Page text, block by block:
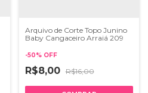
Arquivo de Corte Topo Junino
Baby Cangaceiro Arraiá 209
-50% OFF
R$8,00 R$16,00